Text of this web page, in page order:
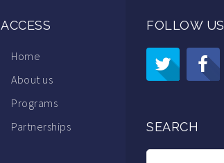
ACCESS
Home
About us
Programs
Partnerships
FOLLOW US
SEARCH